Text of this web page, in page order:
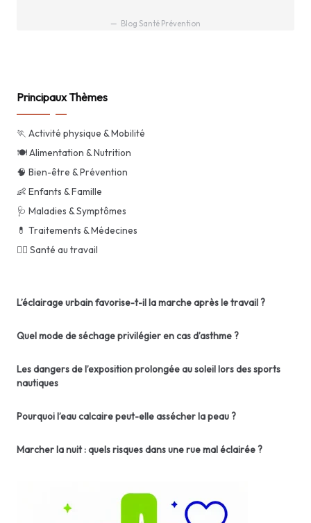
Blog Santé Prévention
Principaux Thèmes
🏃 Activité physique & Mobilité
🍽️ Alimentation & Nutrition
🧠 Bien-être & Prévention
👶 Enfants & Famille
🩺 Maladies & Symptômes
💊 Traitements & Médecines
👨‍⚕️ Santé au travail
L’éclairage urbain favorise-t-il la marche après le travail ?
Quel mode de séchage privilégier en cas d’asthme ?
Les dangers de l’exposition prolongée au soleil lors des sports
nautiques
Pourquoi l’eau calcaire peut-elle assécher la peau ?
Marcher la nuit : quels risques dans une rue mal éclairée ?